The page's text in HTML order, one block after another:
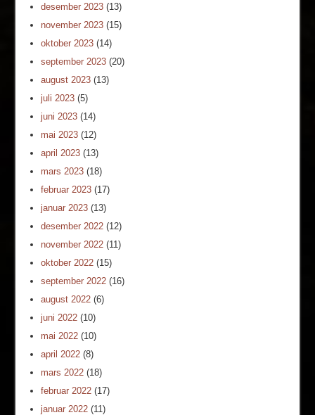
desember 2023 (13)
november 2023 (15)
oktober 2023 (14)
september 2023 (20)
august 2023 (13)
juli 2023 (5)
juni 2023 (14)
mai 2023 (12)
april 2023 (13)
mars 2023 (18)
februar 2023 (17)
januar 2023 (13)
desember 2022 (12)
november 2022 (11)
oktober 2022 (15)
september 2022 (16)
august 2022 (6)
juni 2022 (10)
mai 2022 (10)
april 2022 (8)
mars 2022 (18)
februar 2022 (17)
januar 2022 (11)